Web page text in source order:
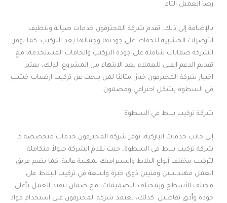
رضا العميل التام.
بالإضافة إلى ذلك، تقدم شركة المحترفون خدمات صيانة وتنظيف
الأرضيات الخشبية للحفاظ على جودتها وجمالها بعد التركيب. كما توفر
الشركة ضمانات شاملة على جودة التركيب والخامات المستخدمة، مع
تقديم الدعم الفني للعملاء بعد الانتهاء من المشروع. لذلك، يعتبر
اختيار شركة المحترفون خيارًا مثاليًا لمن يبحث عن تركيب ارضيات خشب
في السطوة بشكل احترافي ومضمون.
شركة تركيب بلاط في السطوة
إلى جانب خدمات الباركيه، توفر شركة المحترفون خدمات متخصصة كـ
شركة تركيب بلاط في السطوة، حيث تقدم الشركة حلولاً متكاملة
لتركيب مختلف أنواع البلاط والسيراميك بمهنية عالية. كما يضم فريق
العمل مهندسين وفنيين ذوي خبرة واسعة في تركيب البلاط على
مختلف الأسطح وبمختلف التصميمات، مع ضمان تنفيذ العمل بأعلى
جودة وأدق تفاصيل. كذلك، تعتمد شركة المحترفون على استخدام مواد